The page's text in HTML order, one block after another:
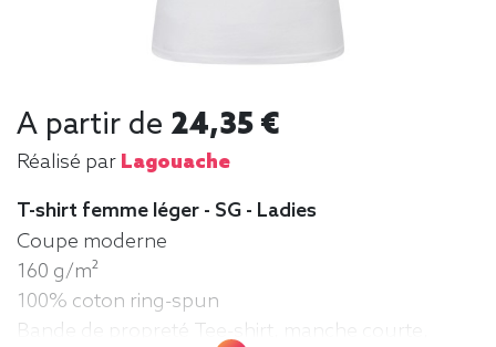
A partir de 24,35 €
Réalisé par Lagouache
T-shirt femme léger - SG - Ladies
Coupe moderne
160 g/m²
100% coton ring-spun
Bande de propreté Tee-shirt, manche courte,